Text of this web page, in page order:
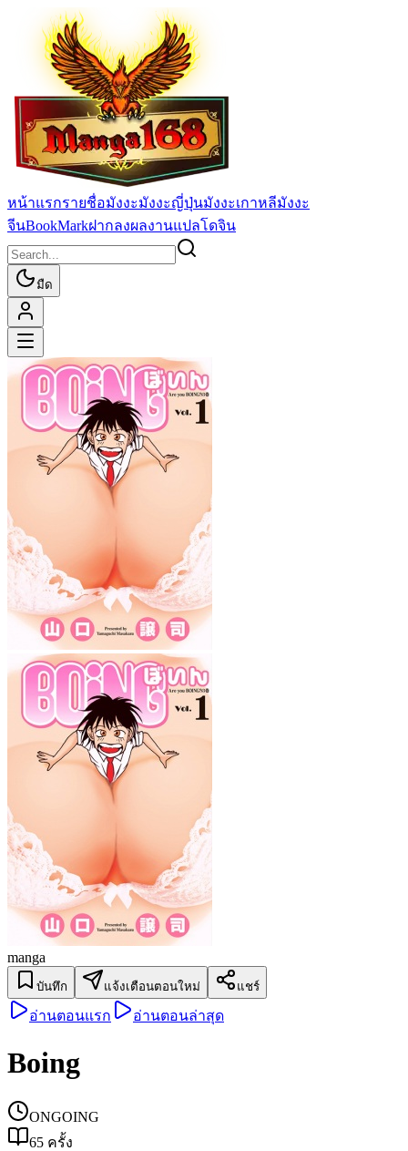
หน้าแรกรายชื่อมังงะมังงะญี่ปุ่นมังงะเกาหลีมังงะ
จีนBookMarkฝากลงผลงานแปลโดจิน
มืด
manga
บันทึก แจ้งเตือนตอนใหม่ แชร์
อ่านตอนแรก อ่านตอนล่าสุด
Boing
ONGOING
65 ครั้ง